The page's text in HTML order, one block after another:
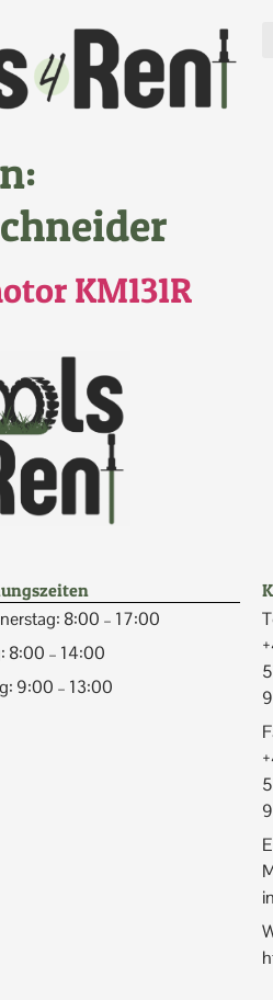
KM131R
8:00 – 17:00
8:00 – 14:00
9:00 – 13:00